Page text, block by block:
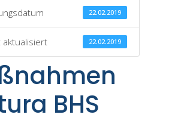
22.02.2019
aktualisiert 22.02.2019
BHS